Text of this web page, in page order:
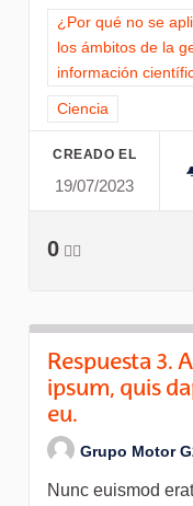
Resultados al
¿Por qué no se
los ámbitos de la
información
Resultados al filtrar
Ciencia
CREADO EL
19/07/2023
0 👍🏽
Respuesta 3.
ipsum, quis
eu.
Grupo Motor
Nunc euismod